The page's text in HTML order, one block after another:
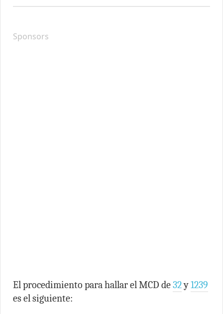
Sponsors
El procedimiento para hallar el MCD de32y1239
es el siguiente: